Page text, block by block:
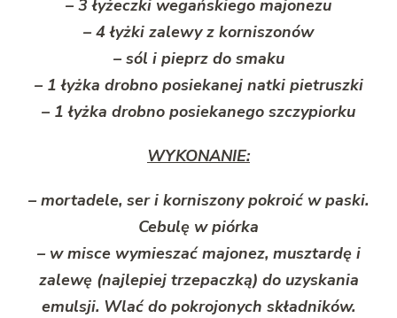
– 3 łyżeczki wegańskiego majonezu
– 4 łyżki zalewy z korniszonów
– sól i pieprz do smaku
– 1 łyżka drobno posiekanej natki pietruszki
– 1 łyżka drobno posiekanego szczypiorku
WYKONANIE:
– mortadele, ser i korniszony pokroić w paski.
Cebulę w piórka
– w misce wymieszać majonez, musztardę i
zalewę (najlepiej trzepaczką) do uzyskania
emulsji. Wlać do pokrojonych składników.